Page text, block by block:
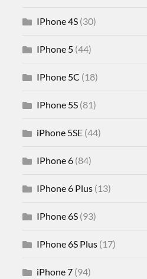
IPhone 4S (30)
IPhone 5 (44)
IPhone 5C (18)
IPhone 5S (81)
iPhone 5SE (44)
IPhone 6 (84)
IPhone 6 Plus (13)
IPhone 6S (93)
IPhone 6S Plus (17)
iPhone 7 (94)